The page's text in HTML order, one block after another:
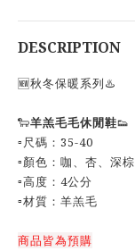
DESCRIPTION
🆕秋冬保暖系列♨️
🐑羊羔毛毛休閒鞋👟
▫️尺碼：35-40
▫️顏色：咖、杏、深棕
▫️高度：4公分
▫️材質：羊羔毛
商品皆為預購